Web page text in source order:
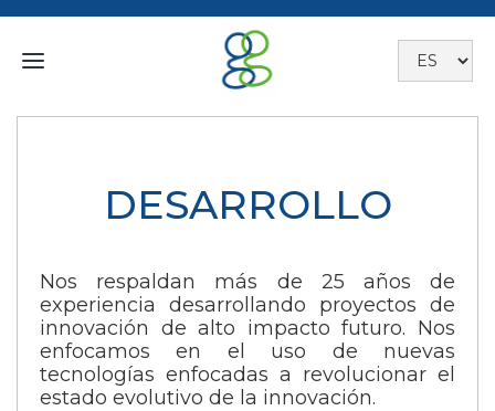
DESARROLLO
Nos respaldan más de 25 años de
experiencia desarrollando proyectos de
innovación de alto impacto futuro. Nos
enfocamos en el uso de nuevas
tecnologías enfocadas a revolucionar el
estado evolutivo de la innovación.